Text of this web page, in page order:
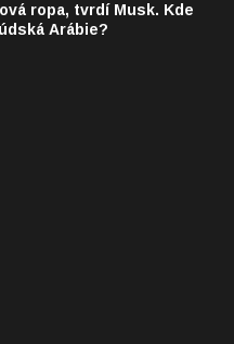
ropa, tvrdí Musk. Kde
Arábie?